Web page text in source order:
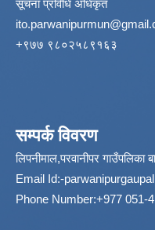
सूचना प्रविधि अधिकृत
‌+९७७ ९८०२५८९१६३
सम्पर्क विवरण
लिपनीमाल,परवानीपर गाउँपलिका
Email Id:-
Phone Number:+977 051-